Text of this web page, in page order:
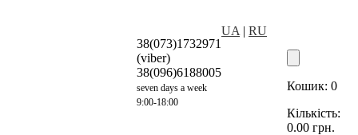
38(073)1732971
(viber)
38(096)6188005
seven days a week
9:00-18:00
UA | RU
Кошик: 0
Кількість:
0.00 грн.